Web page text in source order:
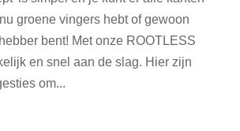
groene vingers hebt of gewoon
bent! Met onze ROOTLESS
en snel aan de slag. Hier zijn
om...